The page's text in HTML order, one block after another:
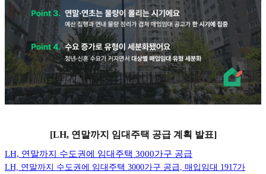
[LH, 연말까지 임대주택 공급 계획 발표]
LH, 연말까지 수도권에 임대주택 3000가구 공급
LH, 연말까지 수도권에 임대주택 3000가구 공급, 매입임대 1917가